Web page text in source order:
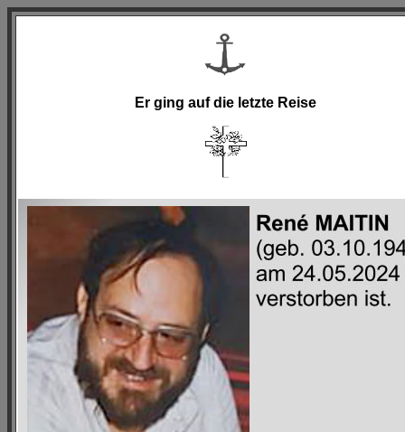
Er ging auf die letzte Reise